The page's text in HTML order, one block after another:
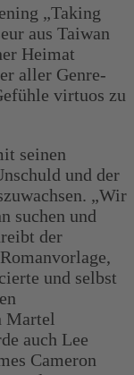
„Taking
aus Taiwan
Heimat
aller Genre-
virtuos zu
seinen
und der
„Wir
suchen und
der
und selbst
Martel
auch Lee
Cameron